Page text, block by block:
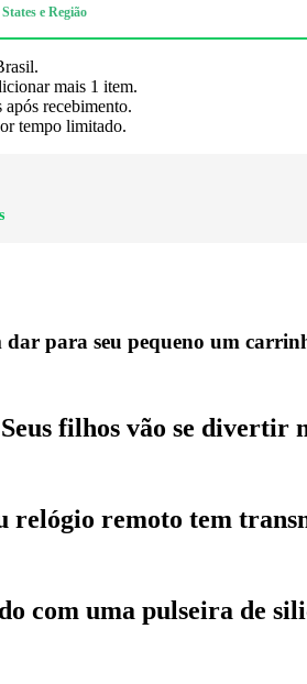
e Região
mais 1 item.
após recebimento.
tempo limitado.
dar para seu pequeno um
Seus filhos vão se divertir
relógio remoto tem
com uma pulseira de